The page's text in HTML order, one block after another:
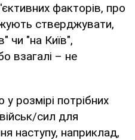
факторів, про
стверджувати,
чи "на Київ",
взагалі – не
розмірі потрібних
сил для
наступу, наприклад,